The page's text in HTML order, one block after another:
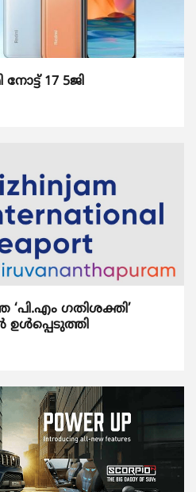
17 5ജി
ഗതിശക്തി’
ഉൾപ്പെടുത്തി